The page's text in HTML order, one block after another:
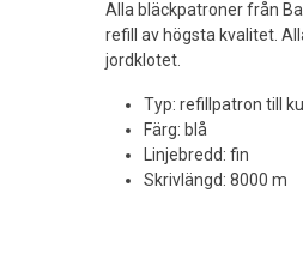
Alla bläckpatroner från
refill av högsta kvalitet.
jordklotet.
Typ: refillpatron till
Färg: blå
Linjebredd: fin
Skrivlängd: 8000 m